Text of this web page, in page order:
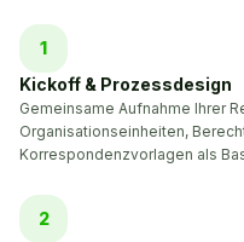
1
Kickoff & Prozessdesign
Gemeinsame Aufnahme Ihrer
Organisationseinheiten,
Korrespondenzvorlagen als
2